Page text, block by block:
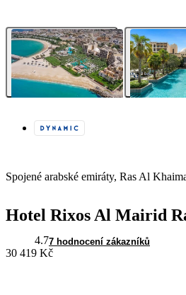
Spojené arabské emiráty, Ras Al
Hotel Rixos Al Mairid
4.77 hodnocení zákazníků
30 419 Kč